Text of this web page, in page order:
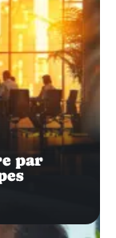
par